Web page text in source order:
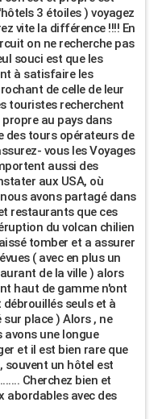
3 étoiles ) voyagez
vite la différence !!!! En
on ne recherche pas
souci est que les
à satisfaire les
de celle de leur
touristes recherchent
au pays dans
des tours opérateurs de
vous les Voyages
aussi des
aux USA, où
avons partagé dans
restaurants que ces
du volcan chilien
tomber et a assurer
( avec en plus un
de la ville ) alors
haut de gamme n'ont
seuls et à
place ) Alors , ne
une longue
et il est bien rare que
un hôtel est
Cherchez bien et
abordables avec des